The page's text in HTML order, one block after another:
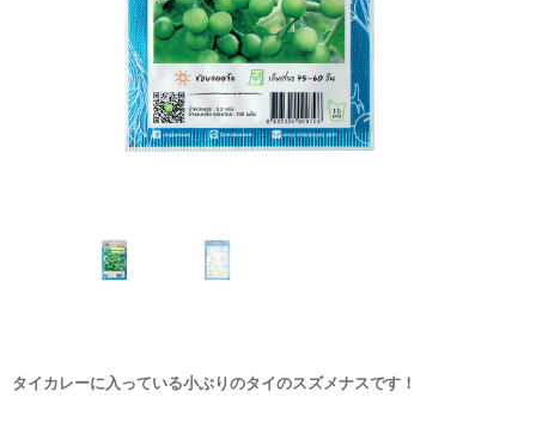
タイカレーに入っている小ぶりのタイのスズメナスです！